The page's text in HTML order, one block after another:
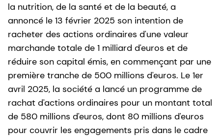
la nutrition, de la santé et de la beauté, a
annoncé le 13 février 2025 son intention de
racheter des actions ordinaires d'une valeur
marchande totale de 1 milliard d'euros et de
réduire son capital émis, en commençant par une
première tranche de 500 millions d'euros. Le 1er
avril 2025, la société a lancé un programme de
rachat d'actions ordinaires pour un montant total
de 580 millions d'euros, dont 80 millions d'euros
pour couvrir les engagements pris dans le cadre